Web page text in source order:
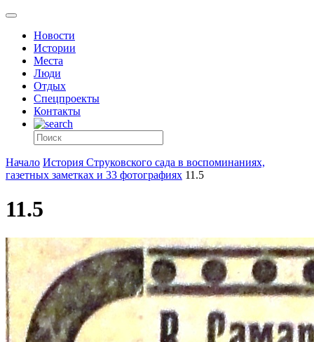
Новости
Истории
Места
Люди
Отдых
Спецпроекты
Контакты
Начало История Струковского сада в воспоминаниях,
газетных заметках и 33 фотографиях 11.5
11.5